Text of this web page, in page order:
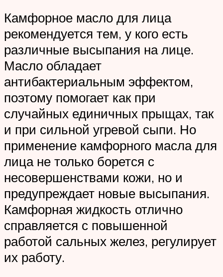
Камфорное масло для лица
рекомендуется тем, у кого есть
различные высыпания на лице.
Масло обладает
антибактериальным эффектом,
поэтому помогает как при
случайных единичных прыщах, так
и при сильной угревой сыпи. Но
применение камфорного масла для
лица не только борется с
несовершенствами кожи, но и
предупреждает новые высыпания.
Камфорная жидкость отлично
справляется с повышенной
работой сальных желез, регулирует
их работу.